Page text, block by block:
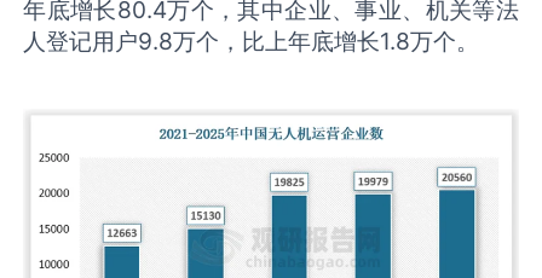
年底增长80.4万个，其中企业、事业、机关等法
人登记用户9.8万个，比上年底增长1.8万个。